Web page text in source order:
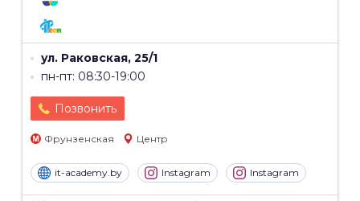
ул. Раковская, 25/1
пн-пт: 08:30-19:00
Позвонить
Фрунзенская Центр
it-academy.by Instagram Instagram